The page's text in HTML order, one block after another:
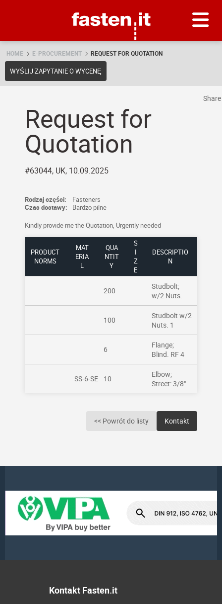
HOME E-PROCUREMENT REQUEST FOR QUOTATION
WYŚLIJ ZAPYTANIE O WYCENĘ
Request for
Quotation
#63044, UK, 10.09.2025
Rodzaj części:
Fasteners
Czas dostawy:
Bardzo pilne
Kindly provide me the Quotation, Urgently needed
PRODUCT
NORMS
MAT
ERIA
L
QUA
NTIT
Y
S
I
Z
E
DESCRIPTIO
N
200
Studbolt;
w/2 Nuts.
100
Studbolt w/2
Nuts. 1
6
Flange;
Blind. RF 4
SS-6-SE 10
Elbow;
Street: 3/8"
<< Powrót do listy Kontakt
Share
Kontakt Fasten.it